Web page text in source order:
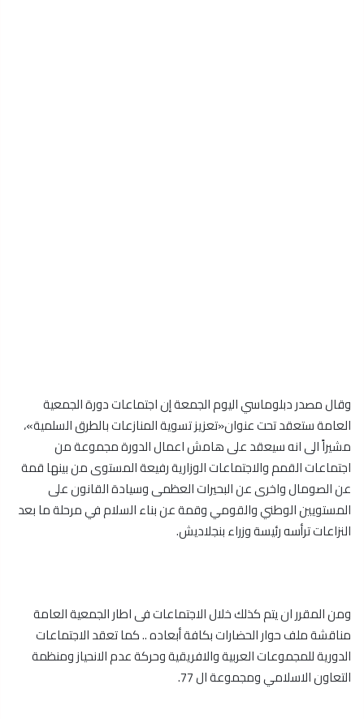
وقال مصدر دبلوماسي اليوم الجمعة إن اجتماعات دورة الجمعية
العامة ستعقد تحت عنوان«تعزيز تسوية المنازعات بالطرق السلمية»،
مشيراً الى انه سيعقد على هامش اعمال الدورة مجموعة من
اجتماعات القمم والاجتماعات الوزارية رفيعة المستوى من بينها قمة
عن الصومال واخرى عن البحيرات العظمى وسيادة القانون على
المستويين الوطني والقومي وقمة عن بناء السلام في مرحلة ما بعد
النزاعات ترأسه رئيسة وزراء بنجلاديش.
ومن المقرر ان يتم كذلك خلال الاجتماعات فى اطار الجمعية العامة
مناقشة ملف حوار الحضارات بكافة أبعاده .. كما تعقد الاجتماعات
الدورية للمجموعات العربية والافريقية وحركة عدم الانحياز ومنظمة
التعاون الاسلامي ومجموعة ال 77.